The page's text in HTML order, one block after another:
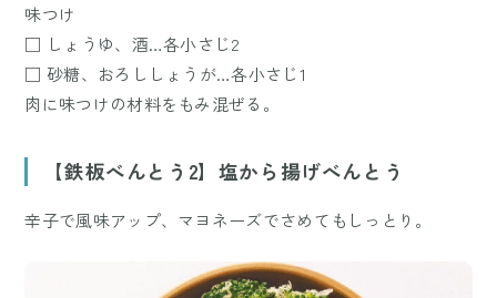
味つけ
□ しょうゆ、酒…各小さじ2
□ 砂糖、おろししょうが…各小さじ1
肉に味つけの材料をもみ混ぜる。
【鉄板べんとう2】塩から揚げべんとう
辛子で風味アップ、マヨネーズでさめてもしっとり。